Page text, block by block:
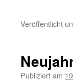
Veröffentlicht
Publiziert am